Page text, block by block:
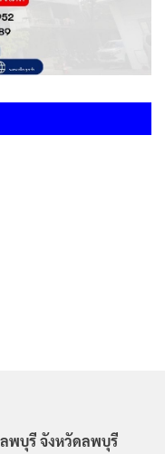
พบุรี จังหวัดลพบุรี